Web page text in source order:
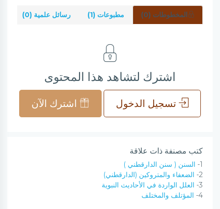
المخطوطات (0) مطبوعات (1) رسائل علمية (0)
اشترك لتشاهد هذا المحتوى
تسجيل الدخول اشترك الآن
كتب مصنفة ذات علاقة
1- السنن ( سنن الدارقطني )
2- الضعفاء والمتروكين (الدارقطني)
3- العلل الواردة في الأحاديث النبوية
4- المؤتلف والمختلف